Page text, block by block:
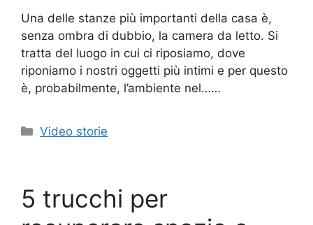
Una delle stanze più importanti della casa è,
senza ombra di dubbio, la camera da letto. Si
tratta del luogo in cui ci riposiamo, dove
riponiamo i nostri oggetti più intimi e per questo
è, probabilmente, l’ambiente nel……
Categorie
Video storie
5 trucchi per